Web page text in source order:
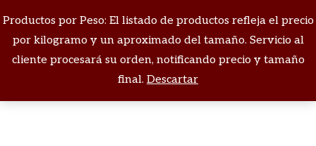
Productos por Peso: El listado de productos refleja el precio
por kilogramo y un aproximado del tamaño. Servicio al
cliente procesará su orden, notificando precio y tamaño
final. Descartar
Buscar:
Estás aquí: